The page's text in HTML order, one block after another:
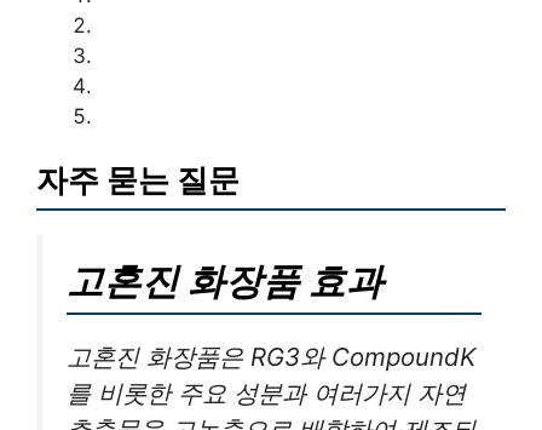
자주 묻는 질문
고혼진 화장품 효과
고혼진 화장품은 RG3와 CompoundK
를 비롯한 주요 성분과 여러가지 자연